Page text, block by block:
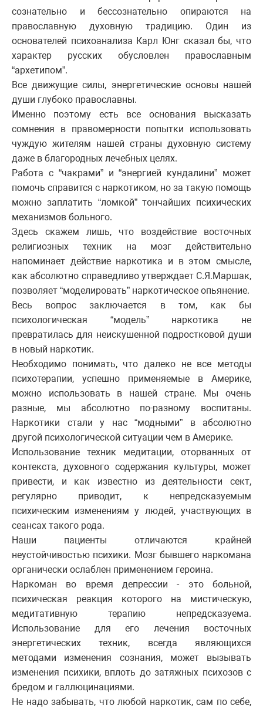
сознательно и бессознательно опираются на
православную духовную традицию. Один из
основателей психоанализа Карл Юнг сказал бы, что
характер русских обусловлен православным
“архетипом”.
Все движущие силы, энергетические основы нашей
души глубоко православны.
Именно поэтому есть все основания высказать
сомнения в правомерности попытки использовать
чуждую жителям нашей страны духовную систему
даже в благородных лечебных целях.
Работа с “чакрами” и “энергией кундалини” может
помочь справится с наркотиком, но за такую помощь
можно заплатить “ломкой” тончайших психических
механизмов больного.
Здесь скажем лишь, что воздействие восточных
религиозных техник на мозг действительно
напоминает действие наркотика и в этом смысле,
как абсолютно справедливо утверждает С.Я.Маршак,
позволяет “моделировать” наркотическое опьянение.
Весь вопрос заключается в том, как бы
психологическая “модель” наркотика не
превратилась для неискушенной подростковой души
в новый наркотик.
Необходимо понимать, что далеко не все методы
психотерапии, успешно применяемые в Америке,
можно использовать в нашей стране. Мы очень
разные, мы абсолютно по-разному воспитаны.
Наркотики стали у нас “модными” в абсолютно
другой психологической ситуации чем в Америке.
Использование техник медитации, оторванных от
контекста, духовного содержания культуры, может
привести, и как известно из деятельности сект,
регулярно приводит, к непредсказуемым
психическим изменениям у людей, участвующих в
сеансах такого рода.
Наши пациенты отличаются крайней
неустойчивостью психики. Мозг бывшего наркомана
органически ослаблен применением героина.
Наркоман во время депрессии - это больной,
психическая реакция которого на мистическую,
медитативную терапию непредсказуема.
Использование для его лечения восточных
энергетических техник, всегда являющихся
методами изменения сознания, может вызывать
изменения психики, вплоть до затяжных психозов с
бредом и галлюцинациями.
Не надо забывать, что любой наркотик, сам по себе,